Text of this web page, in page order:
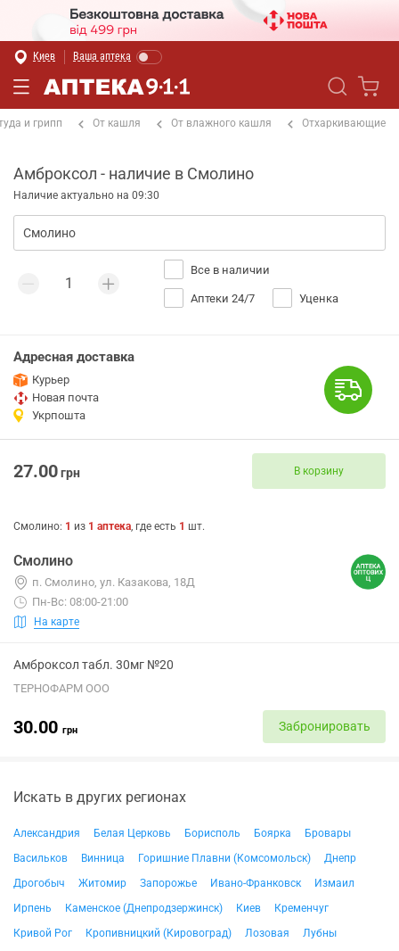
Киев Ваша аптека
и грипп От кашля От влажного кашля Отхаркивающие
Амброксол - наличие в Смолино
Наличие актуально на 09:30
Все в наличии
Аптеки 24/7 Уценка
Адресная доставка
Курьер
Новая почта
Укрпошта
27.00грн В корзину
Смолино: 1 из 1 аптека, где есть 1 шт.
Смолино
п. Смолино, ул. Казакова, 18Д
Пн-Вс: 08:00-21:00
На карте
Амброксол табл. 30мг №20
ТЕРНОФАРМ ООО
30.00 грн Забронировать
Искать в других регионах
Александрия Белая Церковь Борисполь Боярка
Бровары
Васильков
Винница Горишние Плавни (Комсомольск)
Днепр
Дрогобыч
Житомир Запорожье Ивано-Франковск
Измаил
Ирпень
Каменское (Днепродзержинск) Киев
Кременчуг
Кривой Рог
Кропивницкий (Кировоград) Лозовая
Лубны